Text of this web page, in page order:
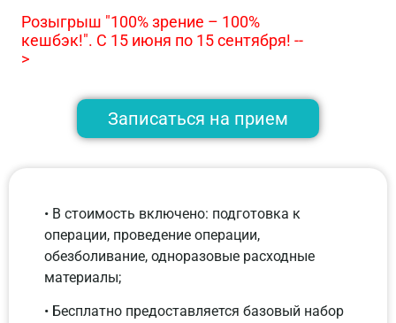
Розыгрыш "100% зрение – 100%
кешбэк!". С 15 июня по 15 сентября! --
>
Записаться на прием
• В стоимость включено: подготовка к
операции, проведение операции,
обезболивание, одноразовые расходные
материалы;
• Бесплатно предоставляется базовый набор